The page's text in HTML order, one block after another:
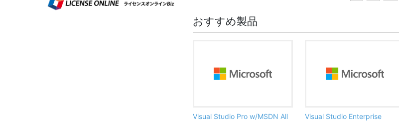
おすすめ製品
Visual Studio Pro w/MSDN All
Visual Studio Enterprise